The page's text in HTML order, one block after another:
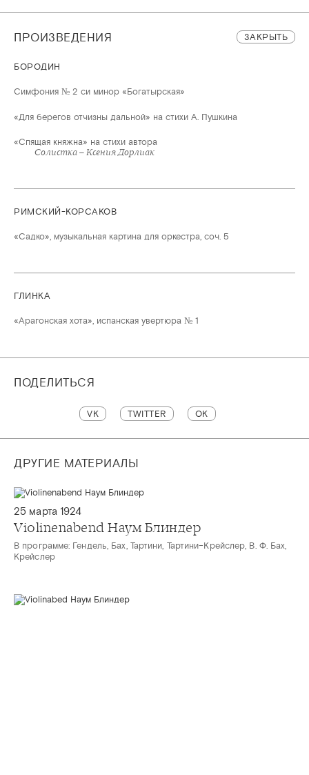
ПРОИЗВЕДЕНИЯ ЗАКРЫТЬ
БОРОДИН
Симфония № 2 си минор «Богатырская»
«Для берегов отчизны дальной» на стихи А. Пушкина
«Спящая княжна» на стихи автора
Солистка – Ксения Дорлиак
РИМСКИЙ-КОРСАКОВ
«Садко», музыкальная картина для оркестра, соч. 5
ГЛИНКА
«Арагонская хота», испанская увертюра № 1
ПОДЕЛИТЬСЯ
VK TWITTER OK
ДРУГИЕ МАТЕРИАЛЫ
25 марта 1924
Violinenabend Наум Блиндер
В программе: Гендель, Бах, Тартини, Тартини–Крейслер, В. Ф. Бах,
Крейслер